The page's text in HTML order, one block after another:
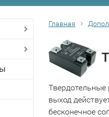
Главная
выход
бесконечное